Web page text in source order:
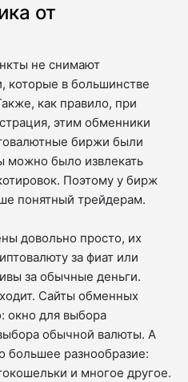
от
не снимают
которые в большинстве
как правило, при
этим обменники
биржи были
можно было извлекать
Поэтому у бирж
понятный трейдерам.
довольно просто, их
за фиат или
за обычные деньги.
Сайты обменных
окно для выбора
обычной валюты. А
большее разнообразие:
и многое другое.